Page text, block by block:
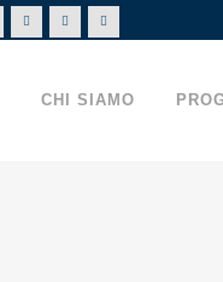
CHI SIAMO
A